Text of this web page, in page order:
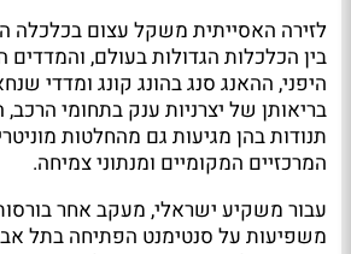
לזירה האסייתית משקל עצום בכלכלה
בין הכלכלות הגדולות בעולם, והמדדים
היפני, ההאנג סנג בהונג קונג ומדדי
בריאותן של יצרניות ענק בתחומי
תנודות בהן מגיעות גם מהחלטות
המרכזיים המקומיים ומנתוני צמיחה.
עבור משקיע ישראלי, מעקב אחר
משפיעות על סנטימנט הפתיחה בתל